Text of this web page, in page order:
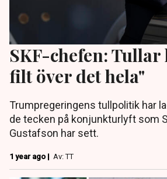
SKF-chefen: Tullar
filt över det hela"
Trumpregeringens tullpolitik har
de tecken på konjunkturlyft som
Gustafson har sett.
1 year ago | Av: TT